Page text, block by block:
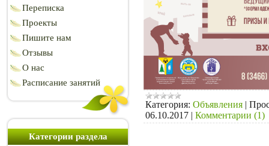
Переписка
Проекты
Пишите нам
Отзывы
О нас
Расписание занятий
Категории раздела
Категория: Объявления |
06.10.2017 | Комментарии (1)